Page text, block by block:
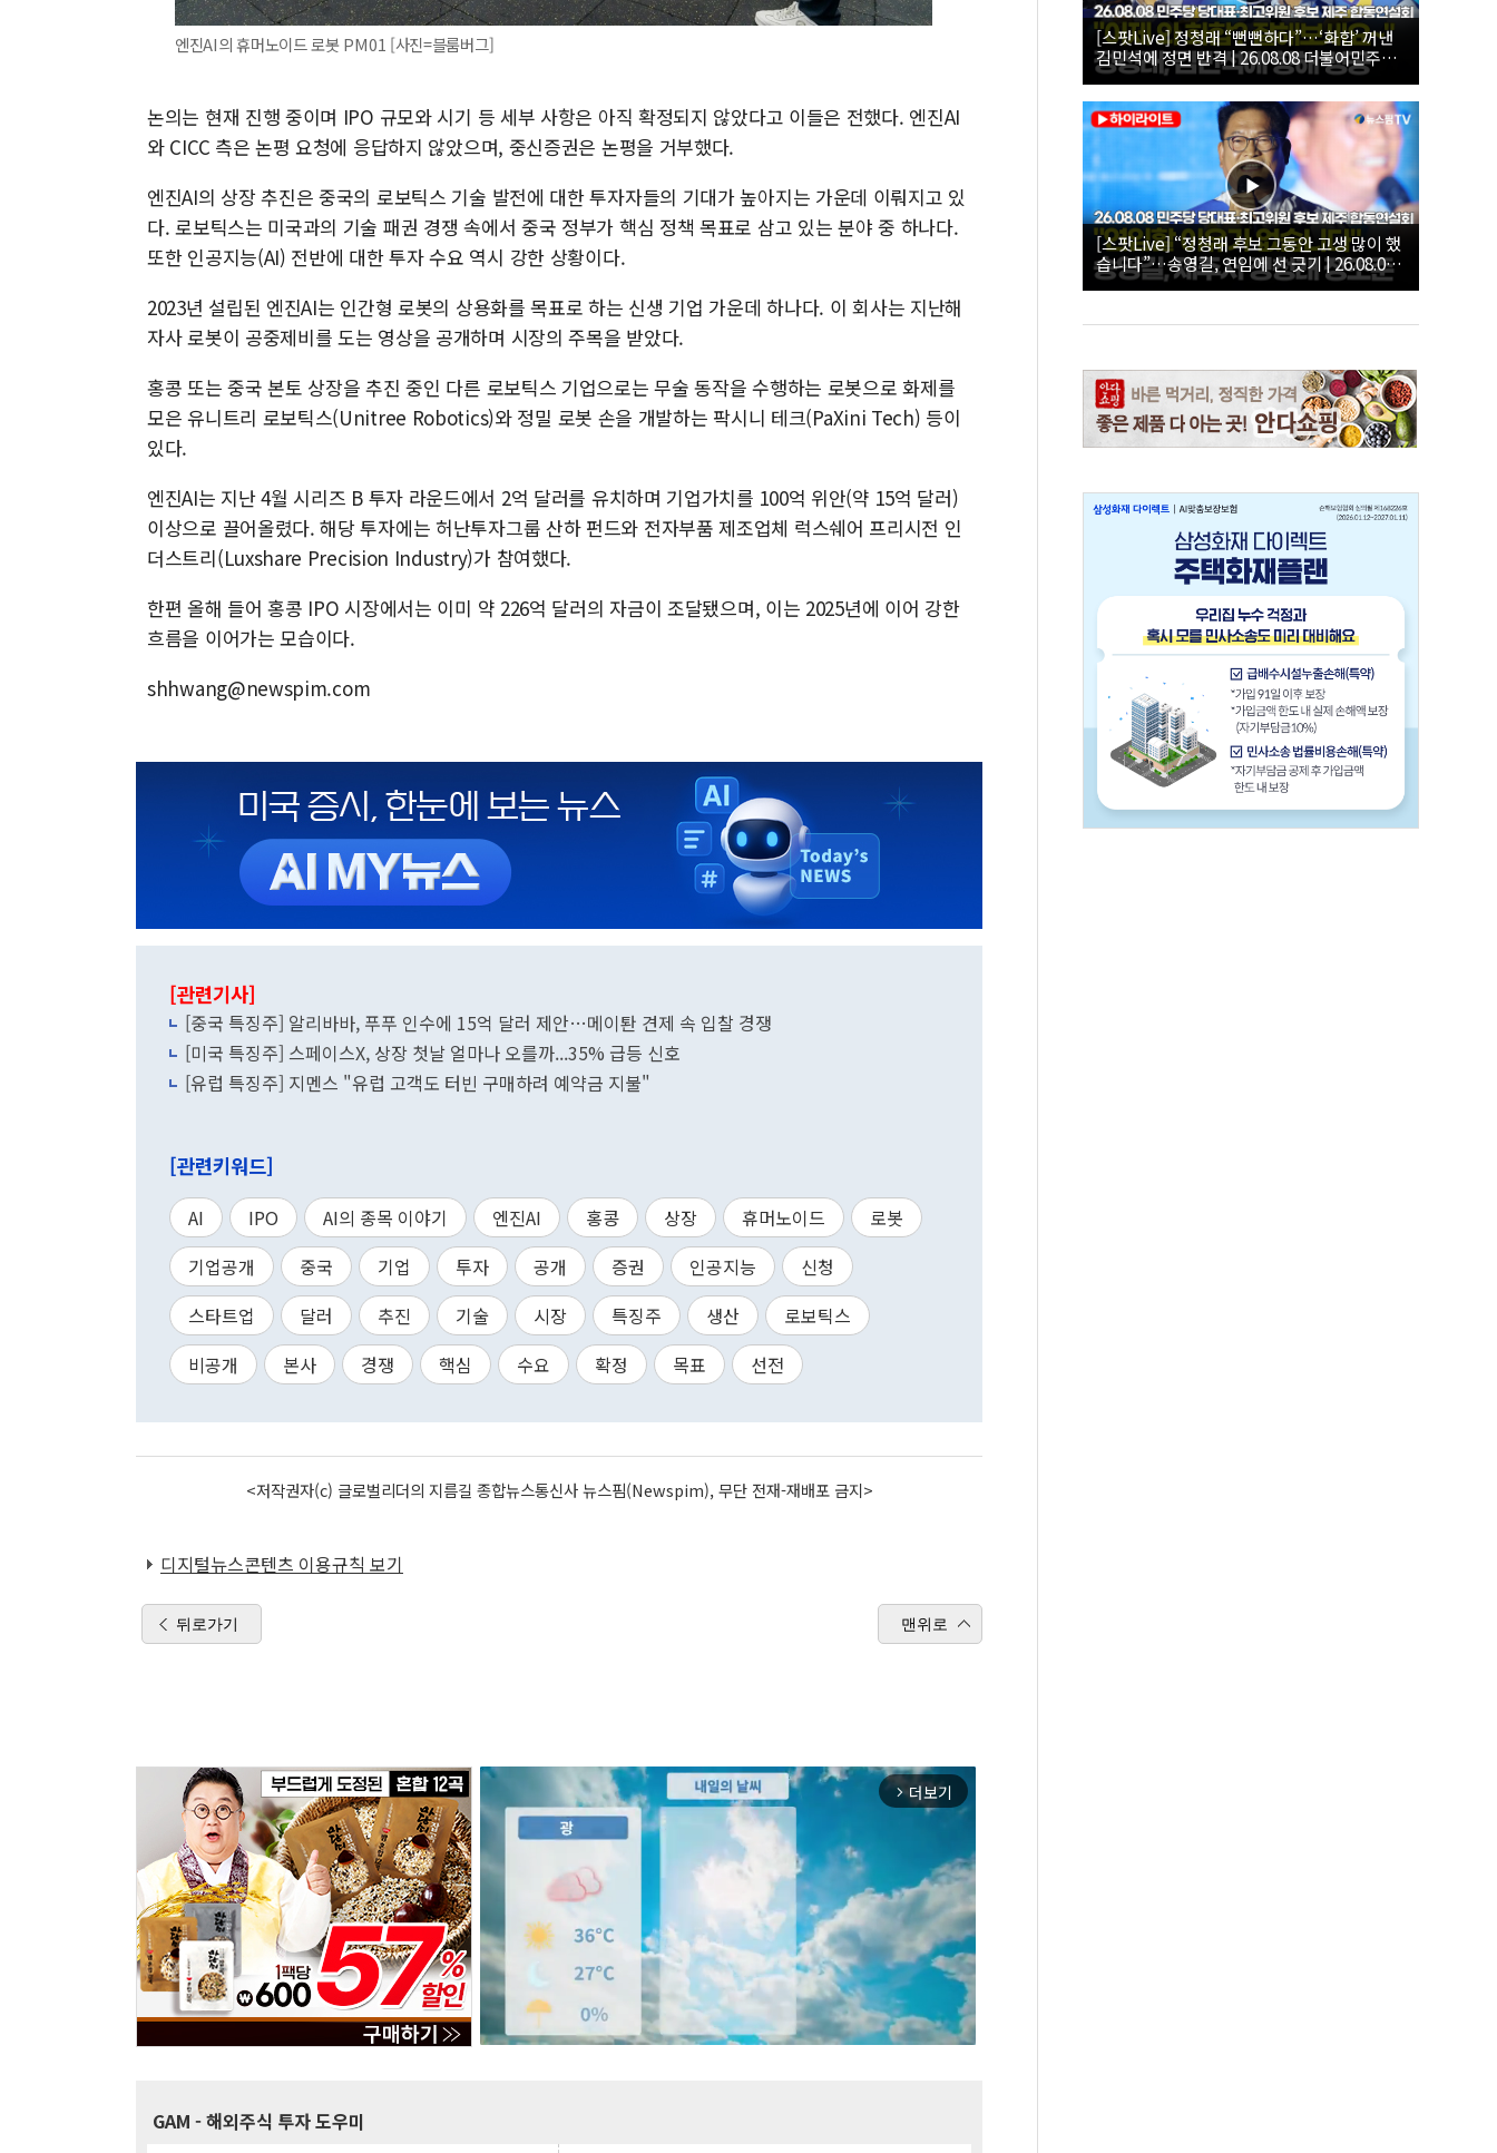
엔진AI의 휴머노이드 로봇 PM01 [사진=블룸버그]
논의는 현재 진행 중이며 IPO 규모와 시기 등 세부 사항은 아직 확정되지 않았다고 이들은 전했다. 엔진AI
와 CICC 측은 논평 요청에 응답하지 않았으며, 중신증권은 논평을 거부했다.
엔진AI의 상장 추진은 중국의 로보틱스 기술 발전에 대한 투자자들의 기대가 높아지는 가운데 이뤄지고 있
다. 로보틱스는 미국과의 기술 패권 경쟁 속에서 중국 정부가 핵심 정책 목표로 삼고 있는 분야 중 하나다.
또한 인공지능(AI) 전반에 대한 투자 수요 역시 강한 상황이다.
2023년 설립된 엔진AI는 인간형 로봇의 상용화를 목표로 하는 신생 기업 가운데 하나다. 이 회사는 지난해
자사 로봇이 공중제비를 도는 영상을 공개하며 시장의 주목을 받았다.
홍콩 또는 중국 본토 상장을 추진 중인 다른 로보틱스 기업으로는 무술 동작을 수행하는 로봇으로 화제를
모은 유니트리 로보틱스(Unitree Robotics)와 정밀 로봇 손을 개발하는 팍시니 테크(PaXini Tech) 등이
있다.
엔진AI는 지난 4월 시리즈 B 투자 라운드에서 2억 달러를 유치하며 기업가치를 100억 위안(약 15억 달러)
이상으로 끌어올렸다. 해당 투자에는 허난투자그룹 산하 펀드와 전자부품 제조업체 럭스쉐어 프리시전 인
더스트리(Luxshare Precision Industry)가 참여했다.
한편 올해 들어 홍콩 IPO 시장에서는 이미 약 226억 달러의 자금이 조달됐으며, 이는 2025년에 이어 강한
흐름을 이어가는 모습이다.
shhwang@newspim.com
[관련기사]
[중국 특징주] 알리바바, 푸푸 인수에 15억 달러 제안…메이퇀 견제 속 입찰 경쟁
[미국 특징주] 스페이스X, 상장 첫날 얼마나 오를까...35% 급등 신호
[유럽 특징주] 지멘스 "유럽 고객도 터빈 구매하려 예약금 지불"
[관련키워드]
AI IPO AI의 종목 이야기 엔진AI 홍콩 상장 휴머노이드
로봇
기업공개
중국 기업 투자 공개 증권 인공지능
신청
스타트업
달러 추진 기술 시장 특징주 생산
로보틱스
비공개
본사 경쟁 핵심 수요 확정 목표 선전
<저작권자(c) 글로벌리더의 지름길 종합뉴스통신사 뉴스핌(Newspim), 무단 전재-재배포 금지>
디지털뉴스콘텐츠 이용규칙 보기
뒤로가기 맨위로
arrow_forward_ios 더보기
GAM - 해외주식 투자 도우미
[스팟Live] 정청래 “뻔뻔하다”…‘화합’ 꺼낸
김민석에 정면 반격 | 26.08.08 더불어민주당
당대표·최고위원 후보 제주 합동연설회
[스팟Live] “정청래 후보 그동안 고생 많이 했
습니다”…송영길, 연임에 선 긋기 | 26.08.08
더불어민주당 당대표·최고위원 후보 제주 합